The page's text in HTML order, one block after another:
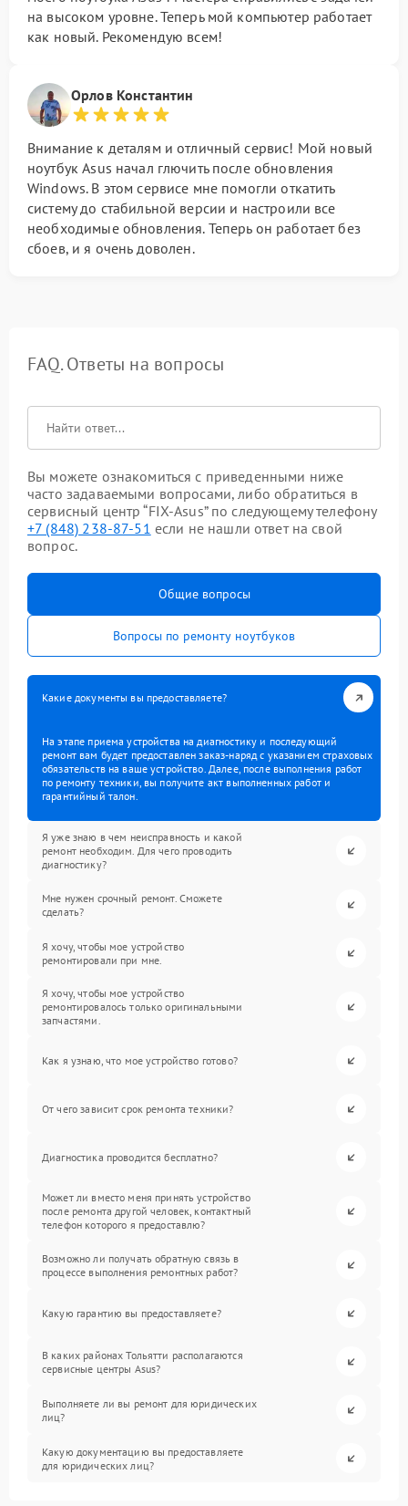
на высоком уровне. Теперь мой компьютер работает
как новый. Рекомендую всем!
Орлов Константин
Внимание к деталям и отличный сервис! Мой новый
ноутбук Asus начал глючить после обновления
Windows. В этом сервисе мне помогли откатить
систему до стабильной версии и настроили все
необходимые обновления. Теперь он работает без
сбоев, и я очень доволен.
FAQ. Ответы на вопросы
Вы можете ознакомиться с приведенными ниже
часто задаваемыми вопросами, либо обратиться в
сервисный центр “FIX-Asus” по следующему телефону
+7 (848) 238-87-51 если не нашли ответ на свой
вопрос.
Общие вопросы
Вопросы по ремонту ноутбуков
Какие документы вы предоставляете?
На этапе приема устройства на диагностику и последующий
ремонт вам будет предоставлен заказ-наряд с указанием страховых
обязательств на ваше устройство. Далее, после выполнения работ
по ремонту техники, вы получите акт выполненных работ и
гарантийный талон.
Я уже знаю в чем неисправность и какой
ремонт необходим. Для чего проводить
диагностику?
Мне нужен срочный ремонт. Сможете
сделать?
Я хочу, чтобы мое устройство
ремонтировали при мне.
Я хочу, чтобы мое устройство
ремонтировалось только оригинальными
запчастями.
Как я узнаю, что мое устройство готово?
От чего зависит срок ремонта техники?
Диагностика проводится бесплатно?
Может ли вместо меня принять устройство
после ремонта другой человек, контактный
телефон которого я предоставлю?
Возможно ли получать обратную связь в
процессе выполнения ремонтных работ?
Какую гарантию вы предоставляете?
В каких районах Тольятти располагаются
сервисные центры Asus?
Выполняете ли вы ремонт для юридических
лиц?
Какую документацию вы предоставляете
для юридических лиц?